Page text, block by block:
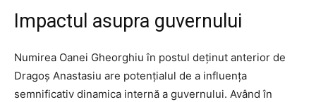
Impactul asupra guvernului
Numirea Oanei Gheorghiu în postul deținut anterior de
Dragoș Anastasiu are potențialul de a influența
semnificativ dinamica internă a guvernului. Având în